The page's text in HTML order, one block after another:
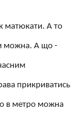
матюкати. А то
можна. А що -
прикриватись
в метро можна